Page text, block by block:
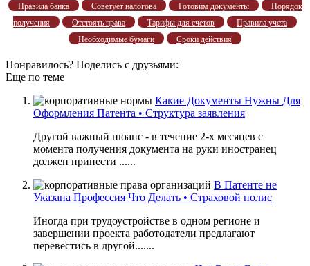
Правила банка Советует налогова Готовим документы
Порядок
получения
Отстоять права Тарифы для счетов
Правила учета
Необходимые бумаги
Сроки действия
Понравилось? Поделись с друзьями:
Еще по теме
Какие Документы Нужны Для
Оформления Патента • Структура заявления
Другой важный нюанс - в течение 2-х месяцев с
момента получения документа на руки иностранец
должен принести ......
В Патенте не
Указана Профессия Что Делать • Страховой полис
Иногда при трудоустройстве в одном регионе и
завершении проекта работодатели предлагают
перевестись в другой.......